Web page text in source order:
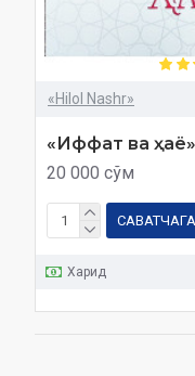
«Hilol Nashr»
«Иффат ва ҳаё»
20 000 сўм
Харид